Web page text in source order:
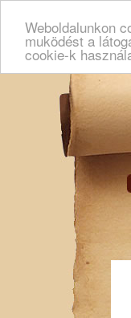
Weboldalunkon
muködést a
cookie-k